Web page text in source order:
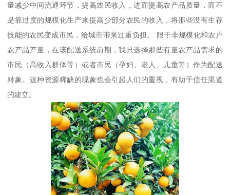
量减少中间流通环节，提高农民收入，进而提高农产品质量，而不
是靠过度的规模化生产来提高少部分农民的收入，将那些没有生存
技能的农民变成市民，给城市带来过重负担。 限于非规模化和农户
农产品产量，在该配送系统前期，我只选择那些有量农产品需求的
市民（高收入群体等）或者市民（孕妇、老人、儿童等）作为配送
对象。这种资源稀缺的现象也会引起人们的重视，有助于信任渠道
的建立。